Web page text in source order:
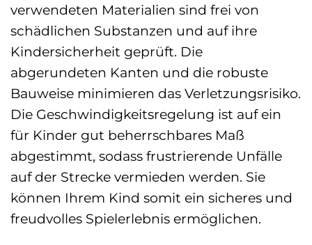
verwendeten Materialien sind frei von
schädlichen Substanzen und auf ihre
Kindersicherheit geprüft. Die
abgerundeten Kanten und die robuste
Bauweise minimieren das Verletzungsrisiko.
Die Geschwindigkeitsregelung ist auf ein
für Kinder gut beherrschbares Maß
abgestimmt, sodass frustrierende Unfälle
auf der Strecke vermieden werden. Sie
können Ihrem Kind somit ein sicheres und
freudvolles Spielerlebnis ermöglichen.